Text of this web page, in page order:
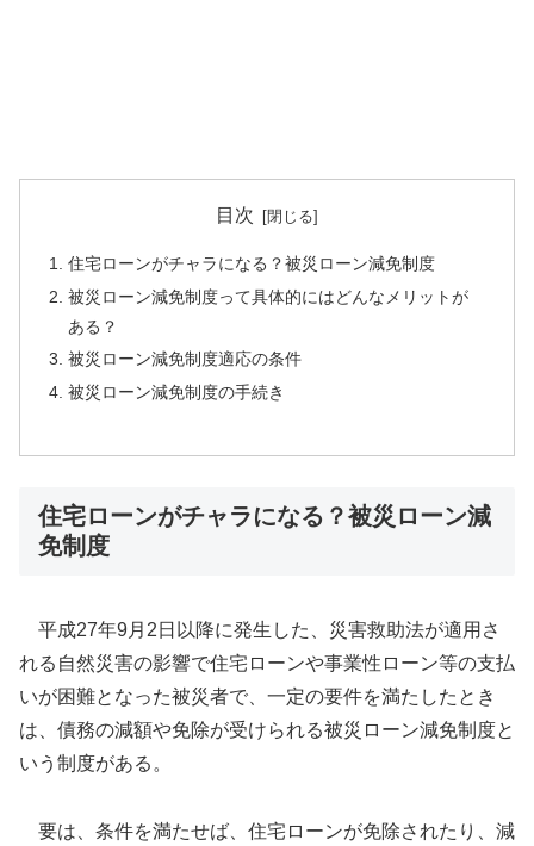
目次
住宅ローンがチャラになる？被災ローン減免制度
被災ローン減免制度って具体的にはどんなメリットが
ある？
被災ローン減免制度適応の条件
被災ローン減免制度の手続き
住宅ローンがチャラになる？被災ローン減
免制度
平成27年9月2日以降に発生した、災害救助法が適用さ
れる自然災害の影響で住宅ローンや事業性ローン等の支払
いが困難となった被災者で、一定の要件を満たしたとき
は、債務の減額や免除が受けられる被災ローン減免制度と
いう制度がある。
要は、条件を満たせば、住宅ローンが免除されたり、減